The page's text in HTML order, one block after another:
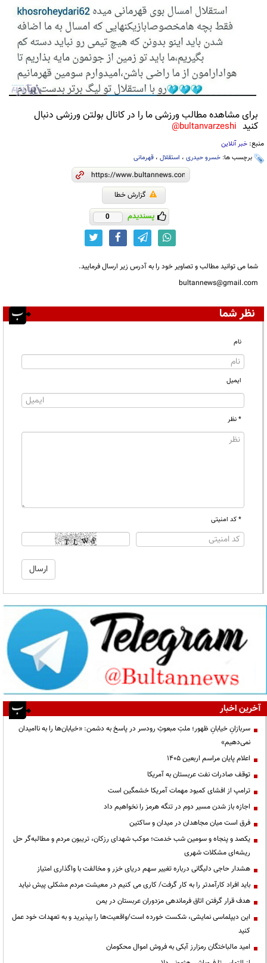
برای مشاهده مطالب ورزشی ما را در کانال بولتن ورزشی دنبال
کنید bultanvarzeshi@
منبع: خبر آنلاین
برچسب ها: خسرو حیدری ، استقلال ، قهرمانی
گزارش خطا
پسندیدم 0
شما می توانید مطالب و تصاویر خود را به آدرس زیر ارسال فرمایید.
bultannews@gmail.com
نظر شما
نام
ایمیل
* نظر
* کد امنیتی
آخرین اخبار
سربازانِ خیابانِ ظهور؛ ملتِ مبعوثِ رودسر در پاسخ به دشمن: «خیابان‌ها را به ناامیدان
نمی‌دهیم»
اعلام پایان مراسم اربعین ۱۴۰۵
توقف صادرات نفت عربستان به آمریکا
ترامپ از افشای کمبود مهمات آمریکا خشمگین است
اجازه باز شدن مسیر دوم در تنگه هرمز را نخواهیم داد
فرق است میان مجاهدان در میدان و ساکتین
یکصد و پنجاه و سومین شب خدمت؛ موکب شهدای رزکان، تریبون مردم و مطالبه‌گر حل
ریشه‌ای مشکلات شهری
هشدار حاجی دلیگانی درباره تغییر سهم دریای خزر و مخالفت با واگذاری امتیاز
باید افراد کارآمدتر را به کار گرفت/ کاری می کنیم در معیشت مردم مشکلی پیش نیاید
هدف قرار گرفتن اتاق‌ فرماندهی مزدوران عربستان در یمن
این دیپلماسی نمایشی، شکست خورده است/واقعیت‌ها را بپذیرید و به تعهدات خود عمل
کنید
امید مالباختگان رمزارز آبکی به فروش اموال محکومان